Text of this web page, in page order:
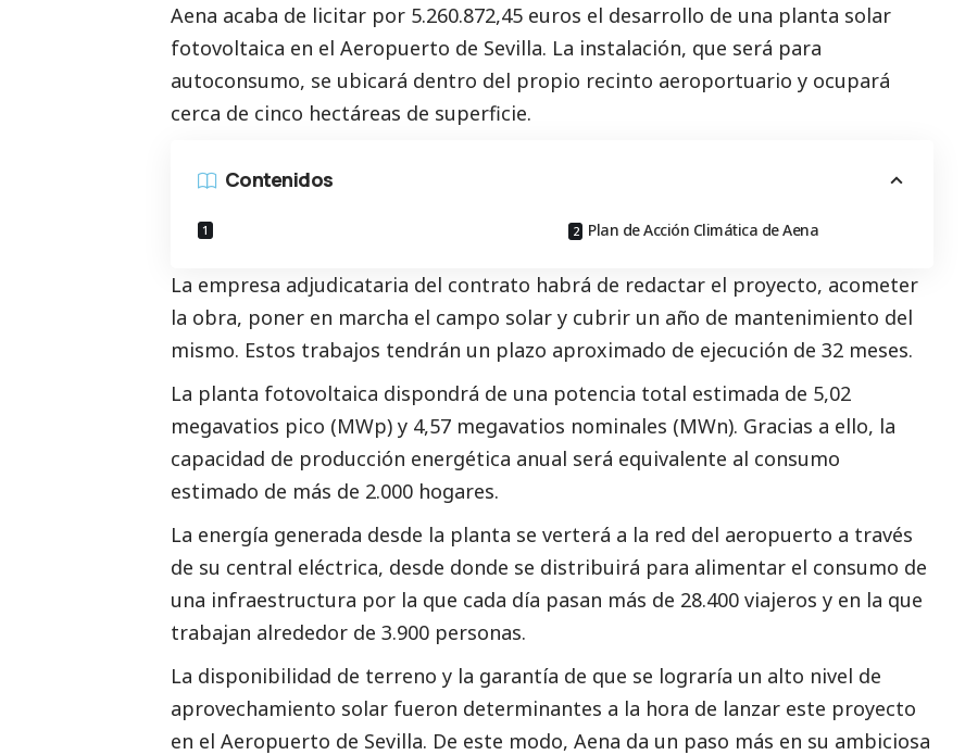
Aena acaba de licitar por 5.260.872,45 euros el desarrollo de una planta solar
fotovoltaica en el Aeropuerto de Sevilla. La instalación, que será para
autoconsumo, se ubicará dentro del propio recinto aeroportuario y ocupará
cerca de cinco hectáreas de superficie.
Contenidos
Plan de Acción Climática de Aena
La empresa adjudicataria del contrato habrá de redactar el proyecto, acometer
la obra, poner en marcha el campo solar y cubrir un año de mantenimiento del
mismo. Estos trabajos tendrán un plazo aproximado de ejecución de 32 meses.
La planta fotovoltaica dispondrá de una potencia total estimada de 5,02
megavatios pico (MWp) y 4,57 megavatios nominales (MWn). Gracias a ello, la
capacidad de producción energética anual será equivalente al consumo
estimado de más de 2.000 hogares.
La energía generada desde la planta se verterá a la red del aeropuerto a través
de su central eléctrica, desde donde se distribuirá para alimentar el consumo de
una infraestructura por la que cada día pasan más de 28.400 viajeros y en la que
trabajan alrededor de 3.900 personas.
La disponibilidad de terreno y la garantía de que se lograría un alto nivel de
aprovechamiento solar fueron determinantes a la hora de lanzar este proyecto
en el Aeropuerto de Sevilla. De este modo, Aena da un paso más en su ambiciosa